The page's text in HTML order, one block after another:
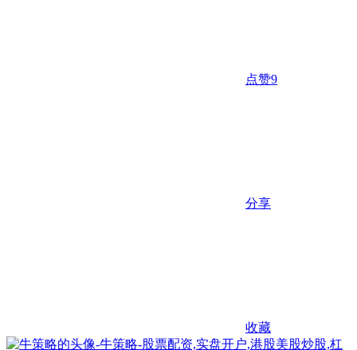
点赞9
分享
收藏